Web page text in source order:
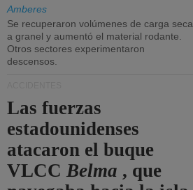
Amberes
Se recuperaron volúmenes de carga seca
a granel y aumentó el material rodante.
Otros sectores experimentaron
descensos.
Las fuerzas
estadounidenses
atacaron el buque
VLCCBelma , que